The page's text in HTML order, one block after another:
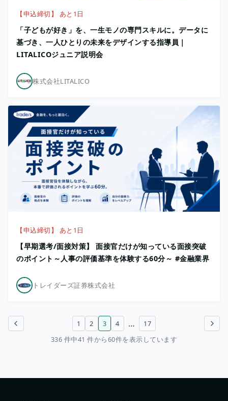
【申込締切】 あと1日
「子どもが好き」を、一生モノの専門スキルに。データに
基づき、一人ひとりの未来をデザインする指導員｜
LITALICOジュニア説明会
株式会社LITALICO
【申込締切】 あと1日
【早期選考/面接対策】 面接官だけが知っている面接突破
のポイント～人事の評価基準を体験する60分～ #金融業界
トレイダーズ証券株式会社
前のページ 次のページ
1 2 3 4 …
17
336 件中41 件から60件を表示しています